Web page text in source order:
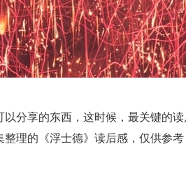
分享的东西，这时候，最关键的
理的《浮士德》读后感，仅供参考